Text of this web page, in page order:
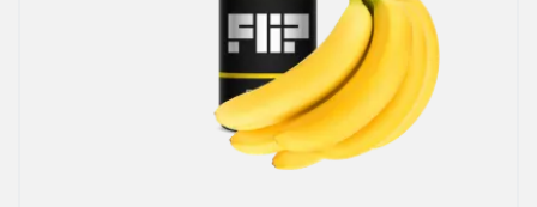
Жидкости для электронных сигарет